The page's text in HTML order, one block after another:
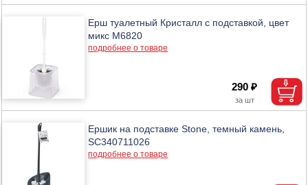
Ерш туалетный Кристалл с подставкой, цвет
микс М6820
подробнее о товаре
290 ₽
Ершик на подставке Stone, темный камень,
SC340711026
подробнее о товаре